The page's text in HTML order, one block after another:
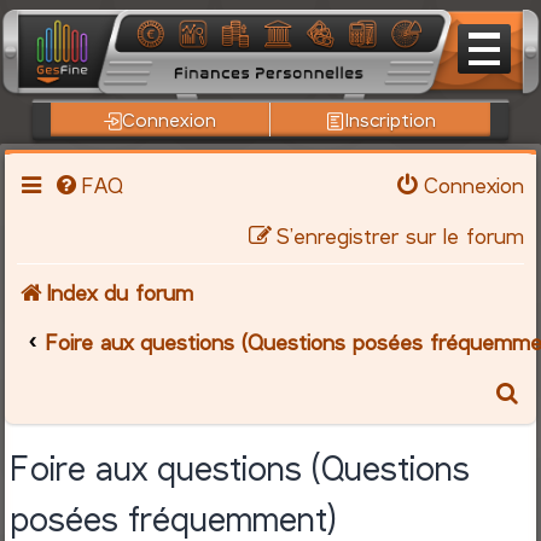
Connexion Inscription
FAQ
Connexion
S’enregistrer sur le forum
Index du forum
Foire aux questions (Questions posées
Foire aux questions (Questions
posées fréquemment)